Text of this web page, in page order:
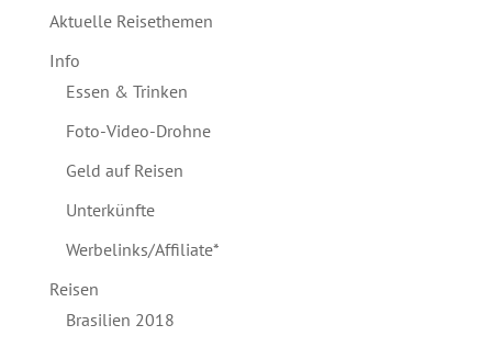
Aktuelle Reisethemen
Info
Essen & Trinken
Foto-Video-Drohne
Geld auf Reisen
Unterkünfte
Werbelinks/Affiliate*
Reisen
Brasilien 2018